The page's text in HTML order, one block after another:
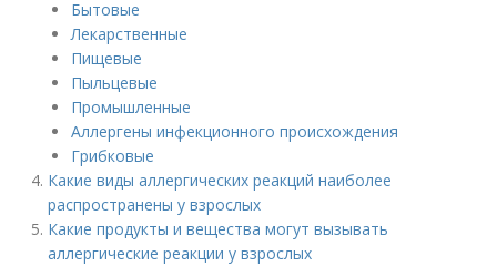
Бытовые
Лекарственные
Пищевые
Пыльцевые
Промышленные
Аллергены инфекционного происхождения
Грибковые
Какие виды аллергических реакций наиболее
распространены у взрослых
Какие продукты и вещества могут вызывать
аллергические реакции у взрослых